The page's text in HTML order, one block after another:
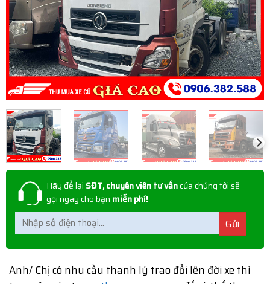
Hãy để lại SĐT, chuyên viên tư vấncủa chúng tôi sẽ
gọi ngay cho bạn miễn phí!
Anh/ Chị có nhu cầu thanh lý trao đổi lên đời xe thì